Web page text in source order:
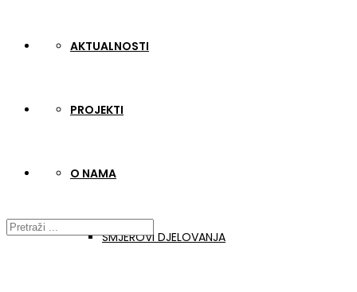
AKTUALNOSTI
PROJEKTI
O NAMA
SMJEROVI DJELOVANJA